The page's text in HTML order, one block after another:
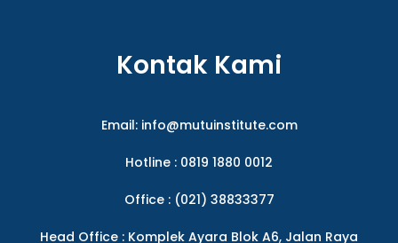
Kontak Kami
Email: info@mutuinstitute.com
Hotline : 0819 1880 0012
Office : (021) 38833377
Head Office : Komplek Ayara Blok A6, Jalan Raya